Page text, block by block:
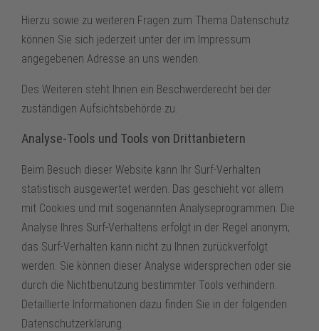
Hierzu sowie zu weiteren Fragen zum Thema Datenschutz
können Sie sich jederzeit unter der im Impressum
angegebenen Adresse an uns wenden.
Des Weiteren steht Ihnen ein Beschwerderecht bei der
zuständigen Aufsichtsbehörde zu.
Analyse-Tools und Tools von Drittanbietern
Beim Besuch dieser Website kann Ihr Surf-Verhalten
statistisch ausgewertet werden. Das geschieht vor allem
mit Cookies und mit sogenannten Analyseprogrammen. Die
Analyse Ihres Surf-Verhaltens erfolgt in der Regel anonym;
das Surf-Verhalten kann nicht zu Ihnen zurückverfolgt
werden. Sie können dieser Analyse widersprechen oder sie
durch die Nichtbenutzung bestimmter Tools verhindern.
Detaillierte Informationen dazu finden Sie in der folgenden
Datenschutzerklärung.